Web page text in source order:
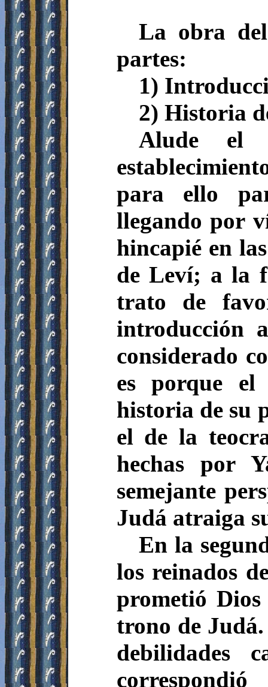
La obra
partes:
1)
2) Historia
Alude el
para ello
llegando por
hincapié en
de Leví; a la
trato de
introducción
considerado
es porque el
historia de su
el de la
hechas por
semejante
Judá atraiga
En la
los reinados
prometió
trono de
debilidades